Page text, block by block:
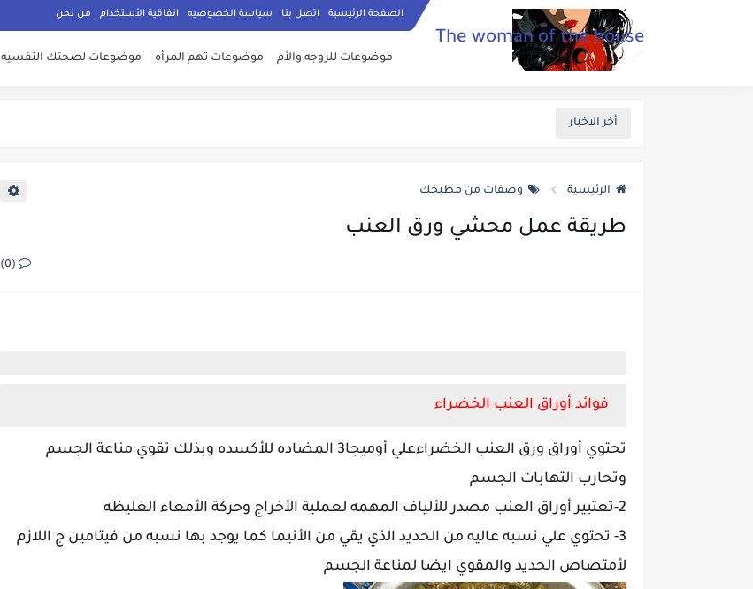
الصفحة الرئيسية اتصل بنا سياسة الخصوصيه اتفاقية الأستخدام من نحن
The woman of the house
موضوعات للزوجه والأم موضوعات تهم المرأه موضوعات لصحتك النفسيه
أخر الاخبار
الرئيسية وصفات من مطبخك
طريقة عمل محشي ورق العنب
(0)
فوائد أوراق العنب الخضراء
تحتوي أوراق ورق العنب الخضراءعلي أوميجا3 المضاده للأكسده وبذلك تقوي مناعة الجسم
وتحارب التهابات الجسم
2-تعتبير أوراق العنب مصدر للألياف المهمه لعملية الأخراج وحركة الأمعاء الغليظه
3- تحتوي علي نسبه عاليه من الحديد الذي يقي من الأنيما كما يوجد بها نسبه من فيتامين ج اللازم
لأمتصاص الحديد والمقوي ايضا لمناعة الجسم